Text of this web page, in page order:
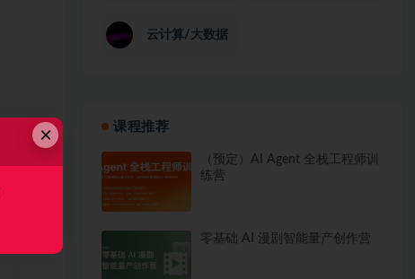
云计算/大数据
课程推荐
（预定）AI Agent 全栈工程师训
练营
零基础 AI 漫剧智能量产创作营
×